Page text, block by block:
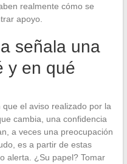
realmente cómo se
apoyo.
señala una
y en qué
el aviso realizado por la
cambia, una confidencia
a veces una preocupación
es a partir de estas
alerta. ¿Su papel? Tomar